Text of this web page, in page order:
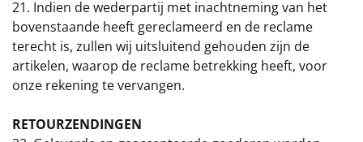
21. Indien de wederpartij met inachtneming van het
bovenstaande heeft gereclameerd en de reclame
terecht is, zullen wij uitsluitend gehouden zijn de
artikelen, waarop de reclame betrekking heeft, voor
onze rekening te vervangen.
RETOURZENDINGEN